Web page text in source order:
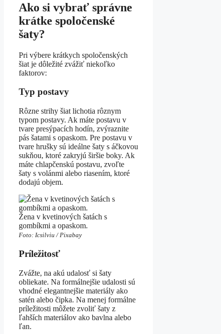
Ako si vybrať správne
krátke spoločenské
šaty?
Pri výbere krátkych spoločenských
šiat je dôležité zvážiť niekoľko
faktorov:
Typ postavy
Rôzne strihy šiat lichotia rôznym
typom postavy. Ak máte postavu v
tvare presýpacích hodín, zvýraznite
pás šatami s opaskom. Pre postavu v
tvare hrušky sú ideálne šaty s áčkovou
sukňou, ktoré zakryjú širšie boky. Ak
máte chlapčenskú postavu, zvoľte
šaty s volánmi alebo riasením, ktoré
dodajú objem.
Žena v kvetinových šatách s
gombíkmi a opaskom.
Foto: Icsilviu / Pixabay
Príležitosť
Zvážte, na akú udalosť si šaty
obliekate. Na formálnejšie udalosti sú
vhodné elegantnejšie materiály ako
satén alebo čipka. Na menej formálne
príležitosti môžete zvoliť šaty z
ľahších materiálov ako bavlna alebo
ľan.